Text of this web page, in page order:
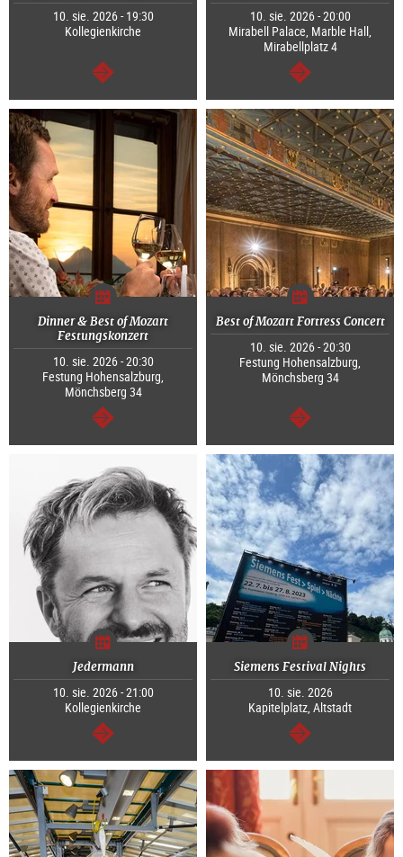
10. sie. 2026 - 19:30
Kollegienkirche
dalej
10. sie. 2026 - 20:00
Mirabell Palace, Marble Hall,
Mirabellplatz 4
dalej
Dinner & Best of Mozart
Festungskonzert
10. sie. 2026 - 20:30
Festung Hohensalzburg,
Mönchsberg 34
dalej
Best of Mozart Fortress Concert
10. sie. 2026 - 20:30
Festung Hohensalzburg,
Mönchsberg 34
dalej
Jedermann
10. sie. 2026 - 21:00
Kollegienkirche
dalej
Siemens Festival Nights
10. sie. 2026
Kapitelplatz, Altstadt
dalej